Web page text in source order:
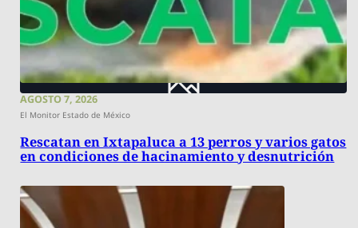
AGOSTO 7, 2026
El Monitor Estado de México
Rescatan en Ixtapaluca a 13 perros y varios gatos
en condiciones de hacinamiento y desnutrición